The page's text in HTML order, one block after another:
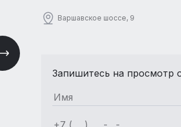
Варшавское шоссе, 9
Запишитесь на просмотр